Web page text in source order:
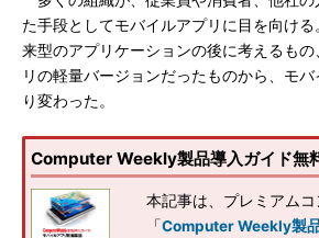
た手段としてモバイルアプリに目を向け
来型のアプリケーションの後に考えるも
リの軽量バージョンだったものから、モ
り変わった。
Computer Weekly製品導入ガイド無
本記事は、プレミアムコ
「Computer Weekly製